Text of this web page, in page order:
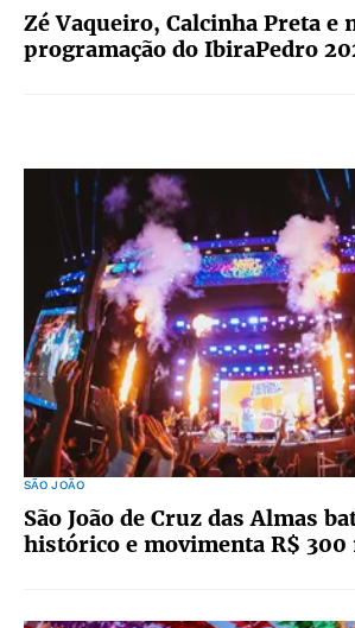
Zé Vaqueiro, Calcinha Preta e
programação do IbiraPedro
SÃO JOÃO
São João de Cruz das Almas
histórico e movimenta R$ 300